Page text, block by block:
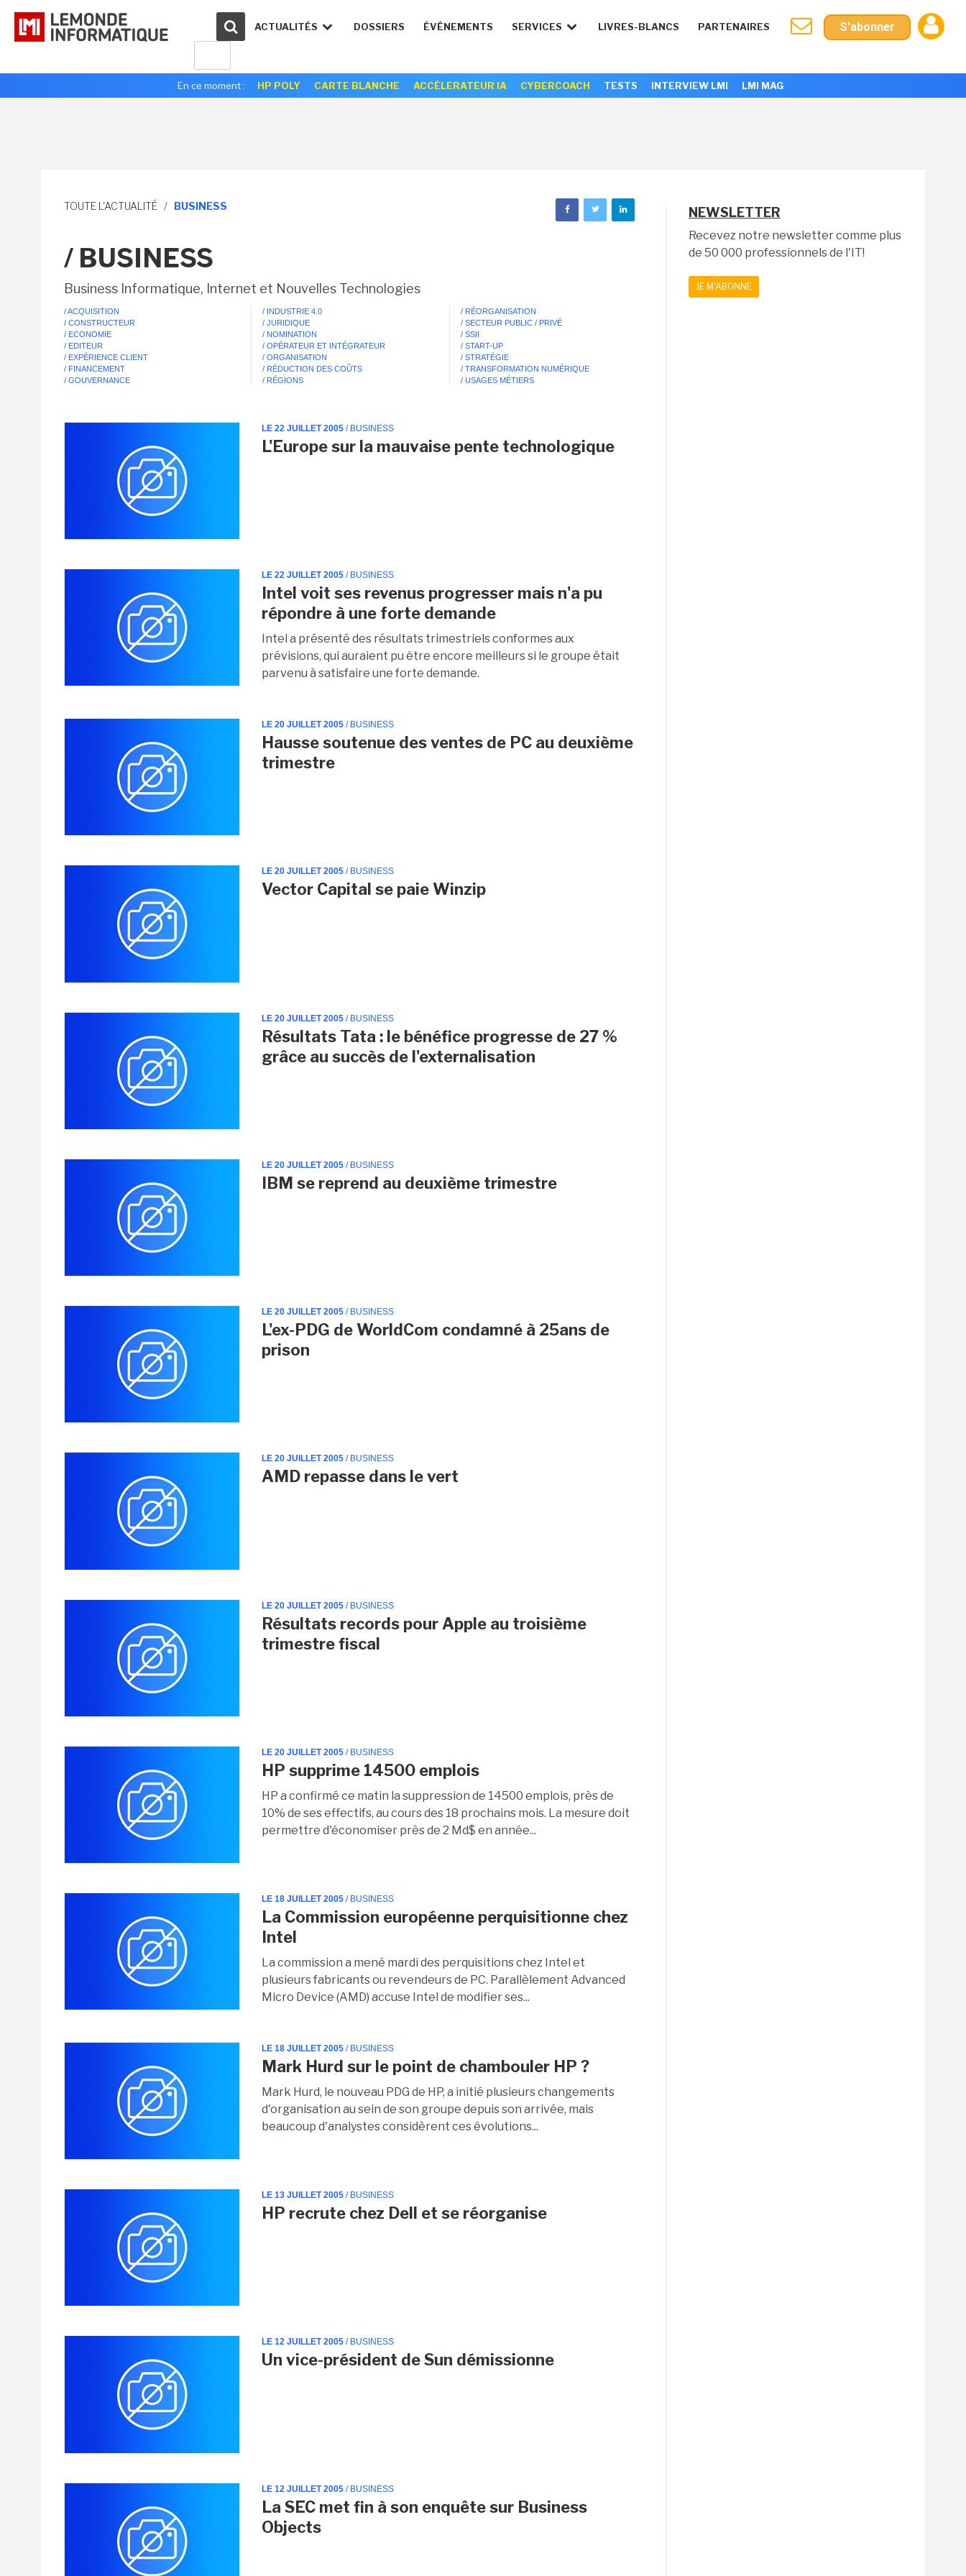
ACTUALITÉS DOSSIERS ÉVÉNEMENTS SERVICES LIVRES-BLANCS PARTENAIRES S'abonner
En ce moment : HP POLY CARTE BLANCHE ACCÉLERATEUR IA CYBERCOACH TESTS INTERVIEW LMI LMI MAG
TOUTE L'ACTUALITÉ / BUSINESS
/ BUSINESS
Business Informatique, Internet et Nouvelles Technologies
/ ACQUISITION
/ CONSTRUCTEUR
/ ECONOMIE
/ EDITEUR
/ EXPÉRIENCE CLIENT
/ FINANCEMENT
/ GOUVERNANCE
/ INDUSTRIE 4.0
/ JURIDIQUE
/ NOMINATION
/ OPÉRATEUR ET INTÉGRATEUR
/ ORGANISATION
/ RÉDUCTION DES COÛTS
/ RÉGIONS
/ RÉORGANISATION
/ SECTEUR PUBLIC / PRIVÉ
/ SSII
/ START-UP
/ STRATÉGIE
/ TRANSFORMATION NUMÉRIQUE
/ USAGES MÉTIERS
LE 22 JUILLET 2005 / BUSINESS
L'Europe sur la mauvaise pente technologique
LE 22 JUILLET 2005 / BUSINESS
Intel voit ses revenus progresser mais n'a pu
répondre à une forte demande
Intel a présenté des résultats trimestriels conformes aux
prévisions, qui auraient pu être encore meilleurs si le groupe était
parvenu à satisfaire une forte demande.
LE 20 JUILLET 2005 / BUSINESS
Hausse soutenue des ventes de PC au deuxième
trimestre
LE 20 JUILLET 2005 / BUSINESS
Vector Capital se paie Winzip
LE 20 JUILLET 2005 / BUSINESS
Résultats Tata : le bénéfice progresse de 27 %
grâce au succès de l'externalisation
LE 20 JUILLET 2005 / BUSINESS
IBM se reprend au deuxième trimestre
LE 20 JUILLET 2005 / BUSINESS
L'ex-PDG de WorldCom condamné à 25ans de
prison
LE 20 JUILLET 2005 / BUSINESS
AMD repasse dans le vert
LE 20 JUILLET 2005 / BUSINESS
Résultats records pour Apple au troisième
trimestre fiscal
LE 20 JUILLET 2005 / BUSINESS
HP supprime 14500 emplois
HP a confirmé ce matin la suppression de 14500 emplois, près de
10% de ses effectifs, au cours des 18 prochains mois. La mesure doit
permettre d'économiser près de 2 Md$ en année...
LE 18 JUILLET 2005 / BUSINESS
La Commission européenne perquisitionne chez
Intel
La commission a mené mardi des perquisitions chez Intel et
plusieurs fabricants ou revendeurs de PC. Parallèlement Advanced
Micro Device (AMD) accuse Intel de modifier ses...
LE 18 JUILLET 2005 / BUSINESS
Mark Hurd sur le point de chambouler HP ?
Mark Hurd, le nouveau PDG de HP, a initié plusieurs changements
d'organisation au sein de son groupe depuis son arrivée, mais
beaucoup d'analystes considèrent ces évolutions...
LE 13 JUILLET 2005 / BUSINESS
HP recrute chez Dell et se réorganise
LE 12 JUILLET 2005 / BUSINESS
Un vice-président de Sun démissionne
LE 12 JUILLET 2005 / BUSINESS
La SEC met fin à son enquête sur Business
Objects
NEWSLETTER
Recevez notre newsletter comme plus
de 50 000 professionnels de l'IT!
JE M'ABONNE